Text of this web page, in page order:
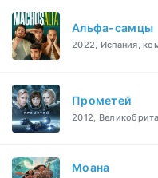
Альфа-самцы
2022, Испания,
Прометей
2012,
Моана